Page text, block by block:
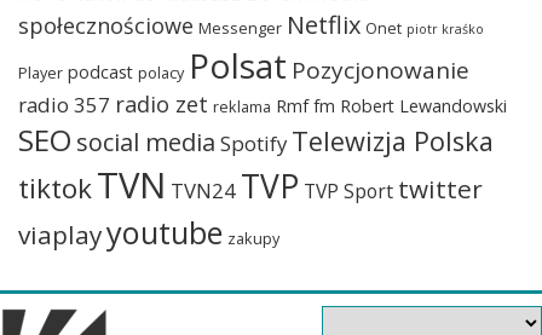
społecznościowe Messenger Netflix Onet piotr kraśko
Player podcast polacy Polsat Pozycjonowanie
radio 357 radio zet reklama Rmf fm Robert Lewandowski
SEO social media Spotify Telewizja Polska
tiktokTVN TVN24 TVP TVP Sport twitter
viaplayyoutube zakupy